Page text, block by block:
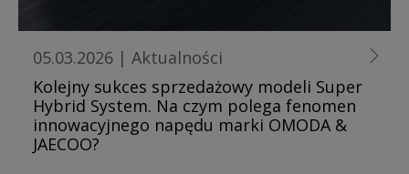
05.03.2026 | Aktualności
Kolejny sukces sprzedażowy modeli Super
Hybrid System. Na czym polega fenomen
innowacyjnego napędu marki OMODA &
JAECOO?